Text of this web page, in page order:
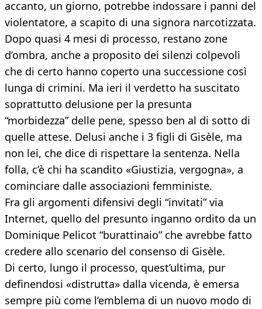
accanto, un giorno, potrebbe indossare i panni del
violentatore, a scapito di una signora narcotizzata.
Dopo quasi 4 mesi di processo, restano zone
d’ombra, anche a proposito dei silenzi colpevoli
che di certo hanno coperto una successione così
lunga di crimini. Ma ieri il verdetto ha suscitato
soprattutto delusione per la presunta
“morbidezza” delle pene, spesso ben al di sotto di
quelle attese. Delusi anche i 3 figli di Gisèle, ma
non lei, che dice di rispettare la sentenza. Nella
folla, c’è chi ha scandito «Giustizia, vergogna», a
cominciare dalle associazioni femministe.
Fra gli argomenti difensivi degli “invitati” via
Internet, quello del presunto inganno ordito da un
Dominique Pelicot “burattinaio” che avrebbe fatto
credere allo scenario del consenso di Gisèle.
Di certo, lungo il processo, quest’ultima, pur
definendosi «distrutta» dalla vicenda, è emersa
sempre più come l’emblema di un nuovo modo di